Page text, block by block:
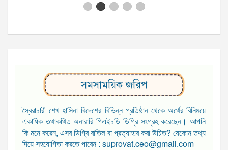
সমসাময়িক জরিপ
স্বৈরাচারী শেখ হাসিনা বিদেশের বিভিন্ন প্রতিষ্ঠান থেকে অর্থের বিনিময়ে
একাধিক তথাকথিত অনারারি পিএইচডি ডিগ্রি সংগ্রহ করেছেন। আপনি
কি মনে করেন, এসব ডিগ্রি বাতিল বা প্রত্যাহার করা উচিত? যেকোন তথ্য
দিয়ে সহযোগিতা করতে পারেন : suprovat.ceo@gmail.com